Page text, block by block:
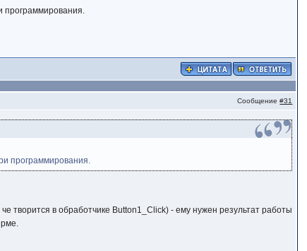
программирования.
Сообщение#31
программирования.
творится в обработчике Button1_Click) - ему нужен результат работы